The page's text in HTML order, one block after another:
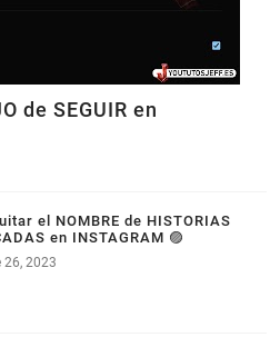
de SEGUIR en
el NOMBRE de HISTORIAS
en INSTAGRAM 🟣
26, 2023